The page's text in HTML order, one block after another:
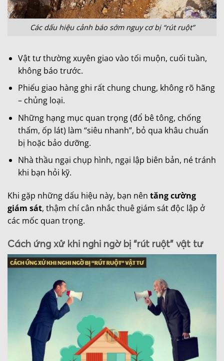
Các dấu hiệu cảnh báo sớm nguy cơ bị “rút ruột”
Vật tư thường xuyên giao vào tối muộn, cuối tuần,
không báo trước.
Phiếu giao hàng ghi rất chung chung, không rõ hãng
– chủng loại.
Những hạng mục quan trọng (đổ bê tông, chống
thấm, ốp lát) làm “siêu nhanh”, bỏ qua khâu chuẩn
bị hoặc bảo dưỡng.
Nhà thầu ngại chụp hình, ngại lập biên bản, né tránh
khi bạn hỏi kỹ.
Khi gặp những dấu hiệu này, bạn nên tăng cường
giám sát, thậm chí cân nhắc thuê giám sát độc lập ở
các mốc quan trọng.
Cách ứng xử khi nghi ngờ bị “rút ruột” vật tư